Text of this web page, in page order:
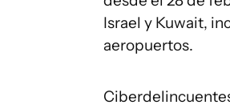
Israel y Kuwait,
aeropuertos.